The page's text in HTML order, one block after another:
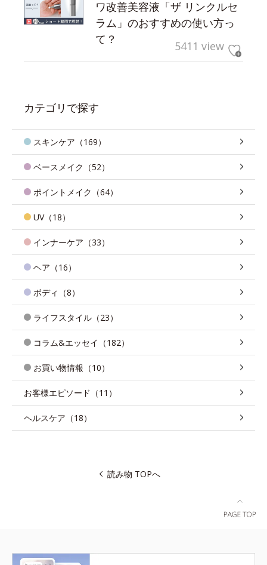
ワ改善美容液「ザ リンクルセ
ラム」のおすすめの使い方っ
て？
5411 view
カテゴリで探す
スキンケア（169）
ベースメイク（52）
ポイントメイク（64）
UV（18）
インナーケア（33）
ヘア（16）
ボディ（8）
ライフスタイル（23）
コラム&エッセイ（182）
お買い物情報（10）
お客様エピソード（11）
ヘルスケア（18）
読み物 TOPへ